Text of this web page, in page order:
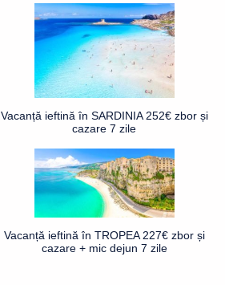
Vacanță ieftină în SARDINIA 252€ zbor și
cazare 7 zile
Vacanță ieftină în TROPEA 227€ zbor și
cazare + mic dejun 7 zile